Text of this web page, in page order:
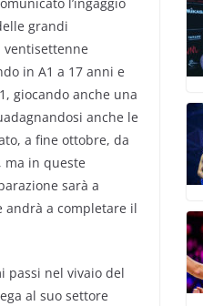
grandi
ventisettenne
in A1 a 17 anni e
giocando anche una
anche le
a fine ottobre, da
ma in queste
sarà a
andrà a completare il
passi nel vivaio del
al suo settore